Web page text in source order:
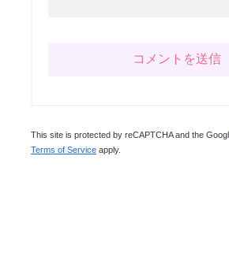
This site is protected by reCAPTCHA and the
Terms of Service apply.